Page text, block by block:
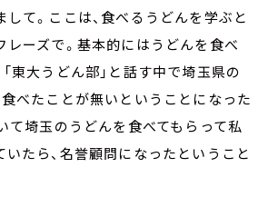
て。ここは、食べるうどんを学ぶと
レーズで。基本的にはうどんを食べ
東大うどん部」と話す中で埼玉県の
食べたことが無いということになった
て埼玉のうどんを食べてもらって私
たら、名誉顧問になったということ